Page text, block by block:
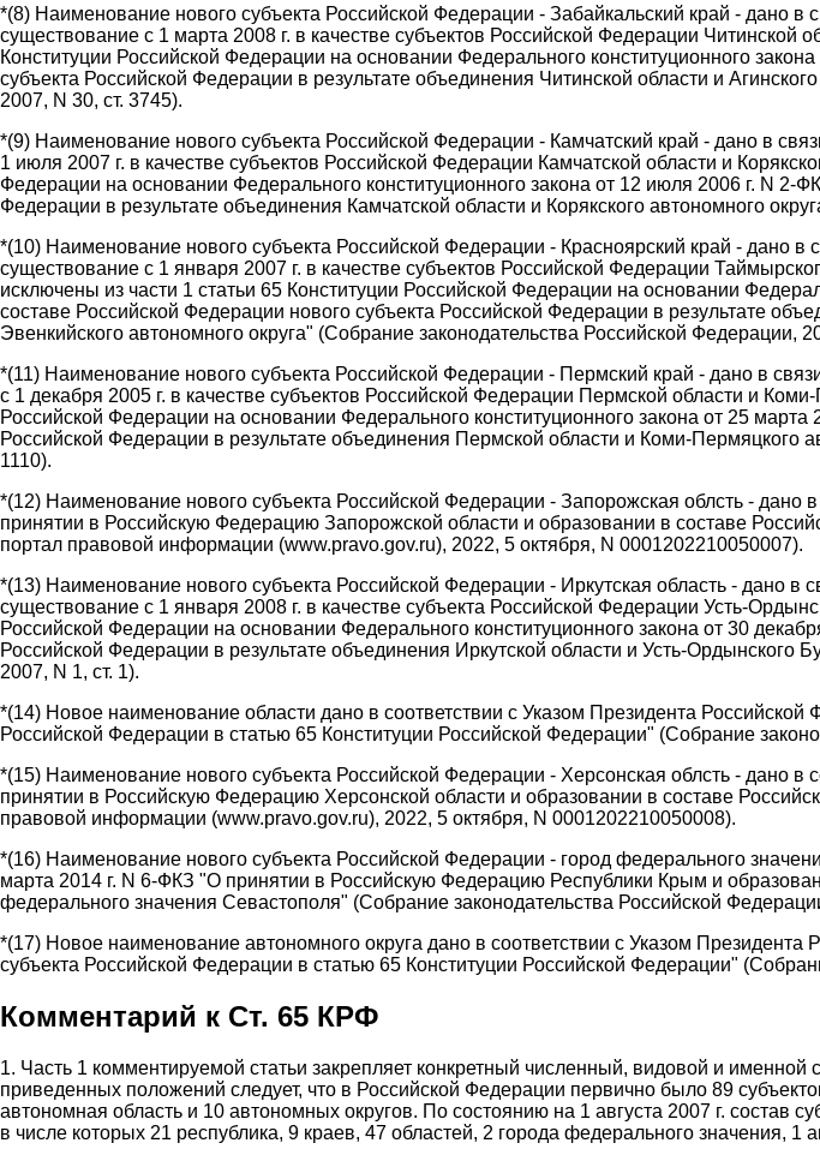
*(8) Наименование нового субъекта Российской Федерации - Забайкальский край - дано
существование с 1 марта 2008 г. в качестве субъектов Российской Федерации Читинской
Конституции Российской Федерации на основании Федерального конституционного
субъекта Российской Федерации в результате объединения Читинской области и
2007, N 30, ст. 3745).
*(9) Наименование нового субъекта Российской Федерации - Камчатский край - дано в
1 июля 2007 г. в качестве субъектов Российской Федерации Камчатской области и
Федерации на основании Федерального конституционного закона от 12 июля 2006 г. N
Федерации в результате объединения Камчатской области и Корякского автономного
*(10) Наименование нового субъекта Российской Федерации - Красноярский край - дано
существование с 1 января 2007 г. в качестве субъектов Российской Федерации
исключены из части 1 статьи 65 Конституции Российской Федерации на основании
составе Российской Федерации нового субъекта Российской Федерации в результате
Эвенкийского автономного округа" (Собрание законодательства Российской Федерации,
*(11) Наименование нового субъекта Российской Федерации - Пермский край - дано в
с 1 декабря 2005 г. в качестве субъектов Российской Федерации Пермской области и
Российской Федерации на основании Федерального конституционного закона от 25
Российской Федерации в результате объединения Пермской области и Коми-Пермяцкого
1110).
*(12) Наименование нового субъекта Российской Федерации - Запорожская облсть -
принятии в Российскую Федерацию Запорожской области и образовании в составе
портал правовой информации (www.pravo.gov.ru), 2022, 5 октября, N 0001202210050007).
*(13) Наименование нового субъекта Российской Федерации - Иркутская область - дано
существование с 1 января 2008 г. в качестве субъекта Российской Федерации Усть-
Российской Федерации на основании Федерального конституционного закона от 30
Российской Федерации в результате объединения Иркутской области и Усть-Ордынского
2007, N 1, ст. 1).
*(14) Новое наименование области дано в соответствии с Указом Президента
Российской Федерации в статью 65 Конституции Российской Федерации" (Собрание
*(15) Наименование нового субъекта Российской Федерации - Херсонская облсть - дано
принятии в Российскую Федерацию Херсонской области и образовании в составе
правовой информации (www.pravo.gov.ru), 2022, 5 октября, N 0001202210050008).
*(16) Наименование нового субъекта Российской Федерации - город федерального
марта 2014 г. N 6-ФКЗ "О принятии в Российскую Федерацию Республики Крым и
федерального значения Севастополя" (Собрание законодательства Российской
*(17) Новое наименование автономного округа дано в соответствии с Указом
субъекта Российской Федерации в статью 65 Конституции Российской Федерации"
Комментарий к Ст. 65 КРФ
1. Часть 1 комментируемой статьи закрепляет конкретный численный, видовой и
приведенных положений следует, что в Российской Федерации первично было 89
автономная область и 10 автономных округов. По состоянию на 1 августа 2007 г. состав
в числе которых 21 республика, 9 краев, 47 областей, 2 города федерального значения,